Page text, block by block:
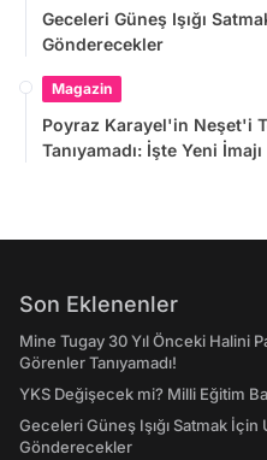
Geceleri Güneş Işığı
Gönderecekler
Magazin
Poyraz Karayel'in Neşet'i
Tanıyamadı: İşte Yeni İmajı
Son Eklenenler
Mine Tugay 30 Yıl Önceki Halini
Görenler Tanıyamadı!
YKS Değişecek mi? Milli Eğitim
Geceleri Güneş Işığı Satmak İçin
Gönderecekler